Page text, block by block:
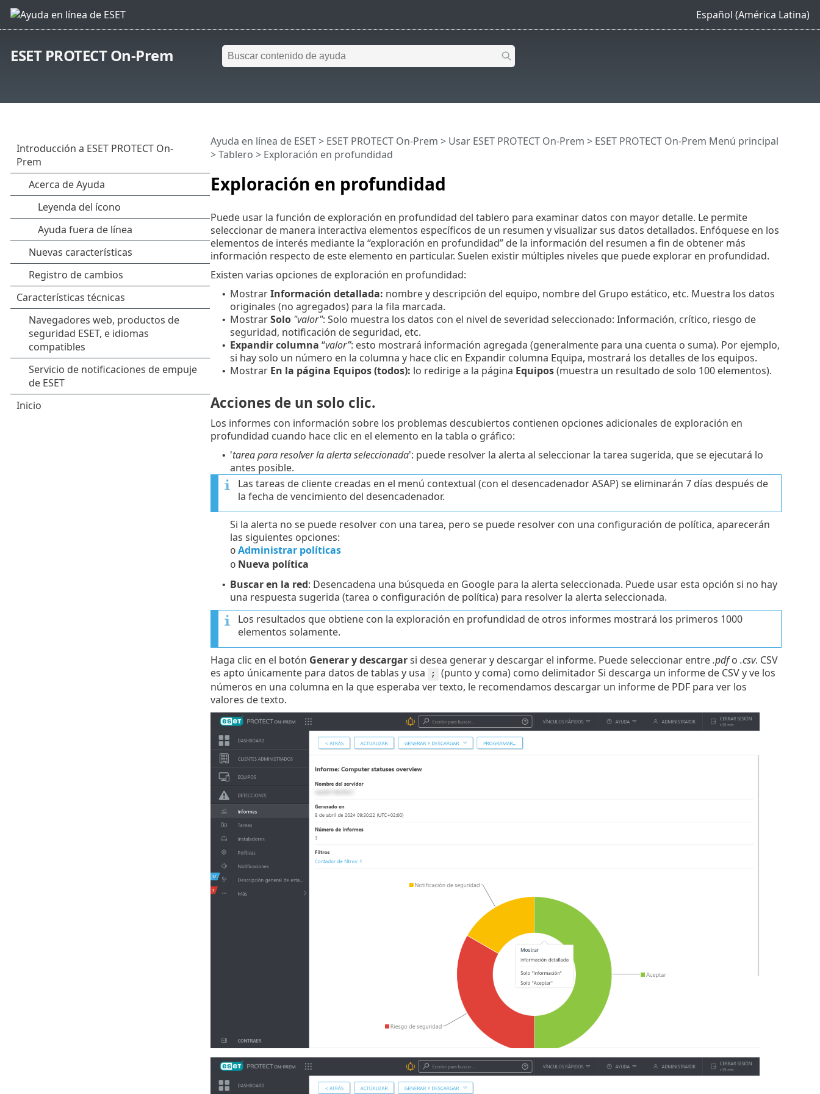
Español (América Latina)
ESET PROTECT On-Prem
Exploración en profundidad
Ayuda en línea de ESET> ESET PROTECT On-Prem > Usar ESET PROTECT On-Prem > ESET PROTECT On-Prem Menú principal
>Tablero > Exploración en profundidad
Puede usar la función de exploración en profundidad del tablero para examinar datos con mayor detalle. Le permite
seleccionar de manera interactiva elementos específicos de un resumen y visualizar sus datos detallados. Enfóquese en los
elementos de interés mediante la “exploración en profundidad” de la información del resumen a fin de obtener más
información respecto de este elemento en particular. Suelen existir múltiples niveles que puede explorar en profundidad.
Existen varias opciones de exploración en profundidad:
• MostrarInformación detallada: nombre y descripción del equipo, nombre del Grupo estático, etc. Muestra los datos
originales (no agregados) para la fila marcada.
• MostrarSolo "valor": Solo muestra los datos con el nivel de severidad seleccionado: Información, crítico, riesgo de
seguridad, notificación de seguridad, etc.
• Expandir columna “valor”: esto mostrará información agregada (generalmente para una cuenta o suma). Por ejemplo,
si hay solo un número en la columna y hace clic en Expandir columna Equipa, mostrará los detalles de los equipos.
• Mostrar En la página Equipos (todos): lo redirige a la página Equipos(muestra un resultado de solo 100 elementos).
Acciones de un solo clic.
Los informes con información sobre los problemas descubiertos contienen opciones adicionales de exploración en
profundidad cuando hace clic en el elemento en la tabla o gráfico:
• 'tarea para resolver la alerta seleccionada': puede resolver la alerta al seleccionar la tarea sugerida, que se ejecutará lo
antes posible.
Las tareas de cliente creadas en el menú contextual (con el desencadenador ASAP) se eliminarán 7 días después de
la fecha de vencimiento del desencadenador.
Si la alerta no se puede resolver con una tarea, pero se puede resolver con una configuración de política, aparecerán
las siguientes opciones:
o Administrar políticas
o Nueva política
• Buscar en la red: Desencadena una búsqueda en Google para la alerta seleccionada. Puede usar esta opción si no hay
una respuesta sugerida (tarea o configuración de política) para resolver la alerta seleccionada.
Los resultados que obtiene con la exploración en profundidad de otros informes mostrará los primeros 1000
elementos solamente.
Haga clic en el botón Generar y descargarsi desea generar y descargar el informe. Puede seleccionar entre.pdfo .csv. CSV
es apto únicamente para datos de tablas y usa
;
(punto y coma) como delimitador Si descarga un informe de CSV y ve los
números en una columna en la que esperaba ver texto, le recomendamos descargar un informe de PDF para ver los
valores de texto.